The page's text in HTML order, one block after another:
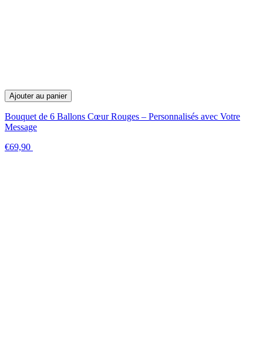
Ajouter au panier
Bouquet de 6 Ballons Cœur Rouges – Personnalisés avec Votre
Message
€69,90